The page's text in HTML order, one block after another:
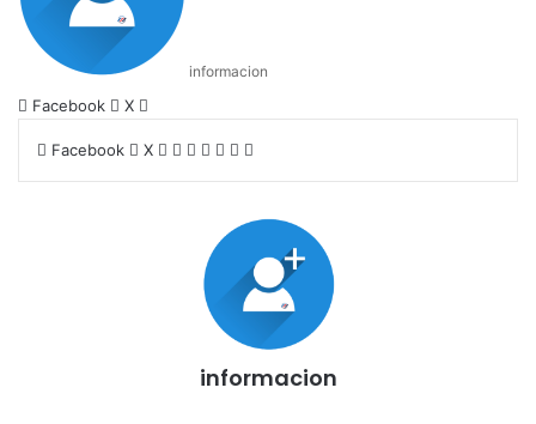
informacion
Facebook X
Facebook X LinkedIn
Tumblr
Pinterest
Reddit
VKontakte
Compartir
electrónico
informacion